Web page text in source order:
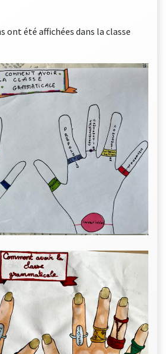
ont été affichées dans la classe